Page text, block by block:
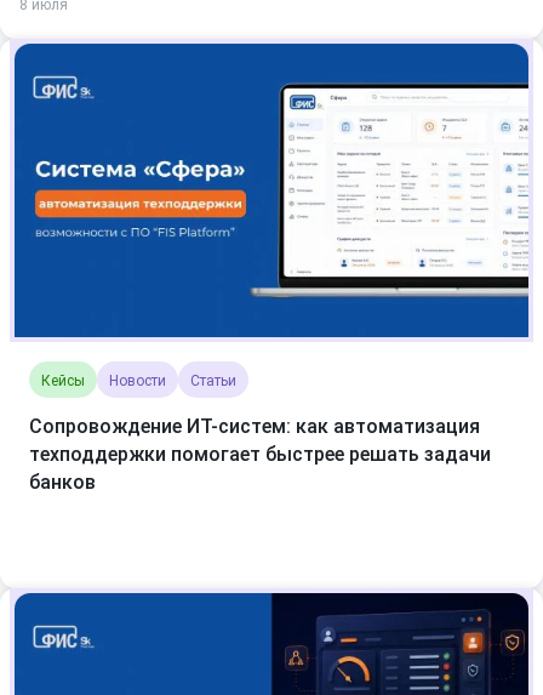
8 июля
Кейсы Новости Статьи
Сопровождение ИТ-систем: как автоматизация
техподдержки помогает быстрее решать задачи
банков